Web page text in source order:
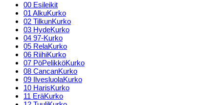
00 Esileikit
01 AlkuKurko
02 TilkunKurko
03 HydeKurko
04 97-Kurko
05 RelaKurko
06 RiihiKurko
07 PöPelikköKurko
08 CancanKurko
09 IlvesluolaKurko
10 HarisKurko
11 EräKurko